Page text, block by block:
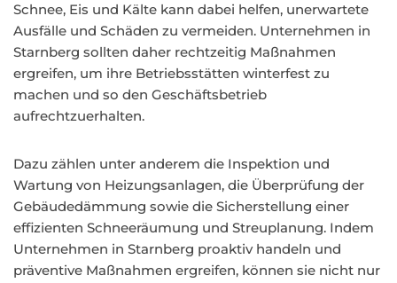
Schnee, Eis und Kälte kann dabei helfen, unerwartete
Ausfälle und Schäden zu vermeiden. Unternehmen in
Starnberg sollten daher rechtzeitig Maßnahmen
ergreifen, um ihre Betriebsstätten winterfest zu
machen und so den Geschäftsbetrieb
aufrechtzuerhalten.
Dazu zählen unter anderem die Inspektion und
Wartung von Heizungsanlagen, die Überprüfung der
Gebäudedämmung sowie die Sicherstellung einer
effizienten Schneeräumung und Streuplanung. Indem
Unternehmen in Starnberg proaktiv handeln und
präventive Maßnahmen ergreifen, können sie nicht nur